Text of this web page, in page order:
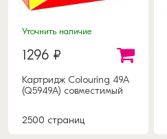
Уточнить наличие
1296 ₽
Картридж Colouring 49A
(Q5949A) совместимый
2500 страниц